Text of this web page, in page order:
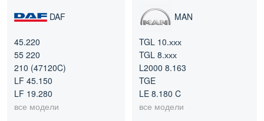
DAF
45.220
55 220
210 (47120C)
LF 45.150
LF 19.280
все модели
MAN
TGL 10.ххх
TGL 8.ххх
L2000 8.163
TGE
LE 8.180 C
все модели